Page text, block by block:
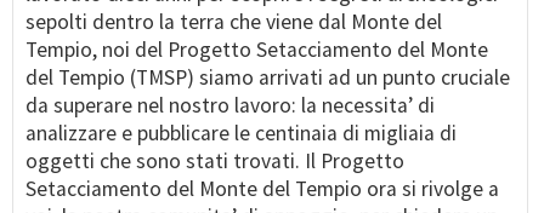
sepolti dentro la terra che viene dal Monte del
Tempio, noi del Progetto Setacciamento del Monte
del Tempio (TMSP) siamo arrivati ad un punto cruciale
da superare nel nostro lavoro: la necessita’ di
analizzare e pubblicare le centinaia di migliaia di
oggetti che sono stati trovati. Il Progetto
Setacciamento del Monte del Tempio ora si rivolge a